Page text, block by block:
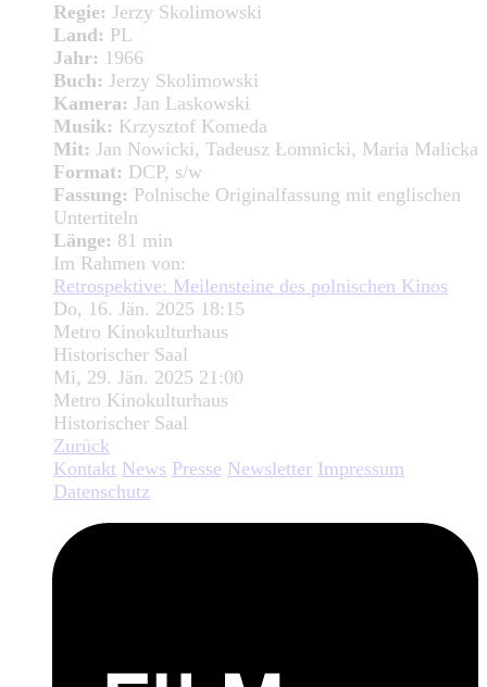
Regie: Jerzy Skolimowski
Land: PL
Jahr: 1966
Buch: Jerzy Skolimowski
Kamera: Jan Laskowski
Musik: Krzysztof Komeda
Mit: Jan Nowicki, Tadeusz Łomnicki, Maria Malicka
Format: DCP, s/w
Fassung: Polnische Originalfassung mit englischen
Untertiteln
Länge: 81 min
Im Rahmen von:
Retrospektive: Meilensteine des polnischen Kinos
Do, 16. Jän. 2025 18:15
Metro Kinokulturhaus
Historischer Saal
Mi, 29. Jän. 2025 21:00
Metro Kinokulturhaus
Historischer Saal
Zurück
Kontakt News Presse Newsletter Impressum
Datenschutz